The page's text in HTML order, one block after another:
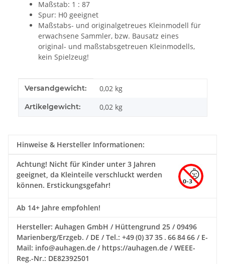
Maßstab: 1 : 87
Spur: H0 geeignet
Maßstabs- und originalgetreues Kleinmodell für
erwachsene Sammler, bzw. Bausatz eines
original- und maßstabsgetreuen Kleinmodells,
kein Spielzeug!
Produkteigenschaft
Wert
Versandgewicht: 0,02 kg
Artikelgewicht: 0,02 kg
Hinweise & Hersteller Informationen:
Achtung! Nicht für Kinder unter 3 Jahren
geeignet, da Kleinteile verschluckt werden
können. Erstickungsgefahr!
Ab 14+ Jahre empfohlen!
Hersteller: Auhagen GmbH / Hüttengrund 25 / 09496
Marienberg/Erzgeb. / DE / Tel.: +49 (0) 37 35 . 66 84 66 / E-
Mail: info@auhagen.de / https://auhagen.de / WEEE-
Reg.-Nr.: DE82392501